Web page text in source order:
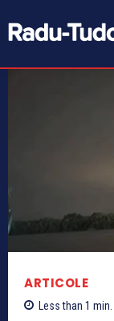
ARTICOLE
Less than 1 min.